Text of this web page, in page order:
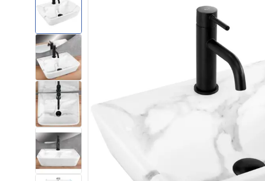
Duschtüren
Duschwannen
Duschrinnen
Waschbecken
Wannen und